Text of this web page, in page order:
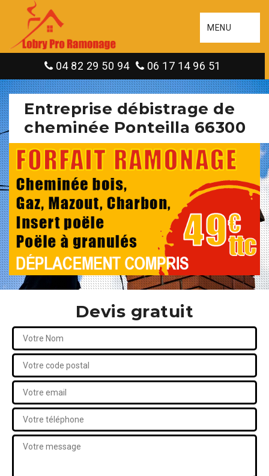
MENU
04 82 29 50 94 06 17 14 96 51
Entreprise débistrage de
cheminée Ponteilla 66300
Devis gratuit